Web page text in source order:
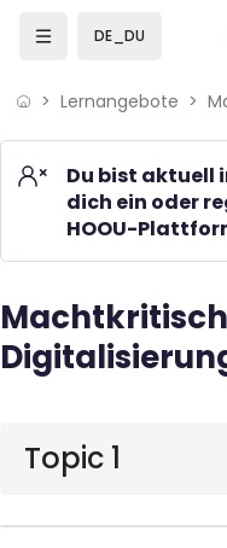
Skip to sidebar
Skip to mobile
DE_DU
Lernangebote
Du bist aktuell
dich ein oder
HOOU-
Blöcke
Blöcke
Topic 1